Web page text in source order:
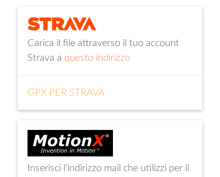
Carica il file attraverso il tuo account
Strava a questo indirizzo
GPX PER STRAVA
Inserisci l'indirizzo mail che utilizzi per il